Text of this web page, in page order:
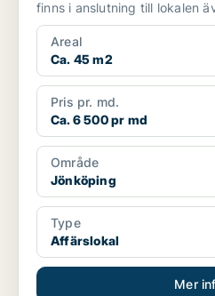
finns i anslutning till lokalen
Areal
Ca. 45 m2
Pris pr. md.
Ca. 6 500 pr md
Område
Jönköping
Type
Affärslokal
Mer